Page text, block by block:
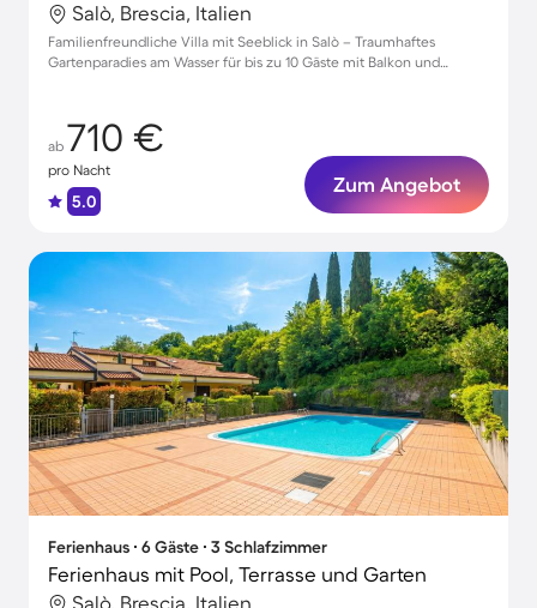
Salò, Brescia, Italien
Familienfreundliche Villa mit Seeblick in Salò – Traumhaftes
Gartenparadies am Wasser für bis zu 10 Gäste mit Balkon und
ab 710 €
pro Nacht
5.0
Zum Angebot
Ferienhaus ∙ 6 Gäste ∙ 3 Schlafzimmer
Ferienhaus mit Pool, Terrasse und Garten
Salò, Brescia, Italien